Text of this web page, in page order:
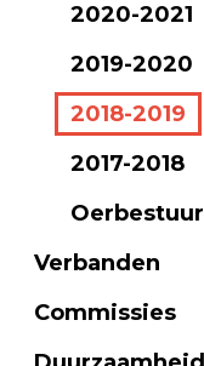
2020-2021
2019-2020
2018-2019
2017-2018
Oerbestuur
Verbanden
Commissies